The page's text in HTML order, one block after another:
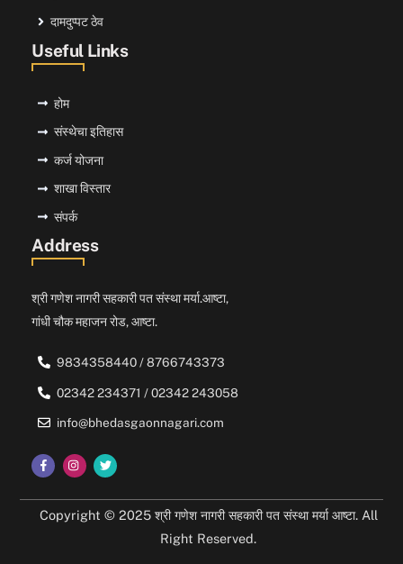
दामदुप्पट ठेव
Useful Links
होम
संस्थेचा इतिहास
कर्ज योजना
शाखा विस्तार
संपर्क
Address
श्री गणेश नागरी सहकारी पत संस्था मर्या.आष्टा,
गांधी चौक महाजन रोड, आष्टा.
9834358440 / 8766743373
02342 234371 / 02342 243058
info@bhedasgaonnagari.com
Copyright © 2025 श्री गणेश नागरी सहकारी पत संस्था मर्या आष्टा. All
Right Reserved.